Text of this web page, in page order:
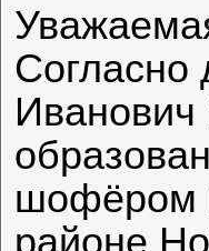
Согласно
Иванович
шофёром
районе